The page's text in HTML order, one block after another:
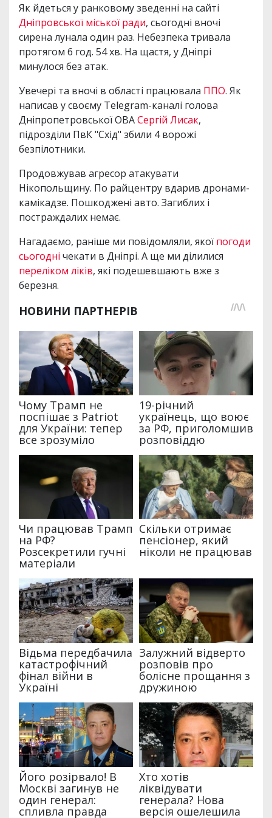
Як йдеться у ранковому зведенні на сайті
Дніпровської міської ради, сьогодні вночі
сирена лунала один раз. Небезпека тривала
протягом 6 год. 54 хв. На щастя, у Дніпрі
минулося без атак.
Увечері та вночі в області працювала ППО. Як
написав у своєму Telegram-каналі голова
Дніпропетровської ОВАСергій Лисак,
підрозділи ПвК "Схід" збили 4 ворожі
безпілотники.
Продовжував агресор атакувати
Нікопольщину. По райцентру вдарив дронами-
камікадзе. Пошкоджені авто. Загиблих і
постраждалих немає.
Нагадаємо, раніше ми повідомляли, якої погоди
сьогодні чекати в Дніпрі. А ще ми ділилися
переліком ліків, які подешевшають вже з
березня.